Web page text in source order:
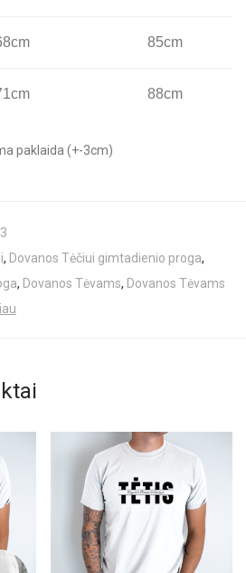
85cm
88cm
paklaida (+-3cm)
, Dovanos Tėčiui gimtadienio proga,
, Dovanos Tėvams, Dovanos Tėvams